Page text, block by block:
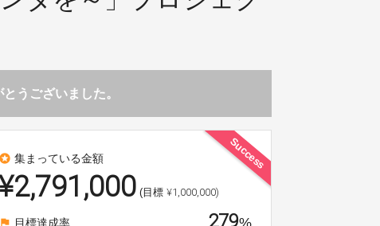
うございました。
Success
stars 集まっている金額
(目標 ¥1,000,000)
flag 目標達成率 279%